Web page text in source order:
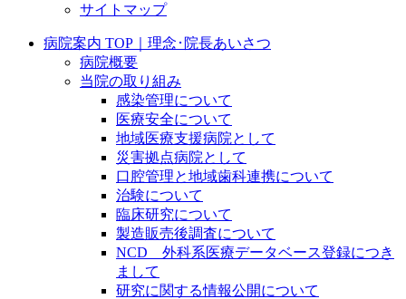
サイトマップ
病院案内 TOP｜理念･院長あいさつ
病院概要
当院の取り組み
感染管理について
医療安全について
地域医療支援病院として
災害拠点病院として
口腔管理と地域歯科連携について
治験について
臨床研究について
製造販売後調査について
NCD 外科系医療データベース登録につき
まして
研究に関する情報公開について